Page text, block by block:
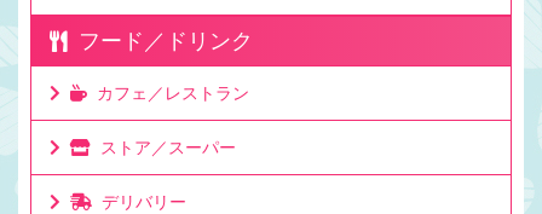
フード／ドリンク
カフェ／レストラン
ストア／スーパー
デリバリー